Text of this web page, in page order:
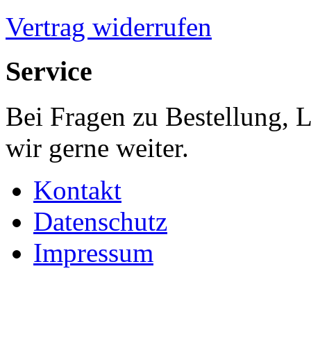
Vertrag widerrufen
Service
Bei Fragen zu Bestellung,
wir gerne weiter.
Kontakt
Datenschutz
Impressum